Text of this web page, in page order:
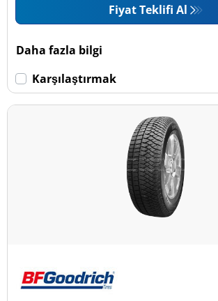
Fiyat Teklifi Al
Daha fazla bilgi
Karşılaştırmak